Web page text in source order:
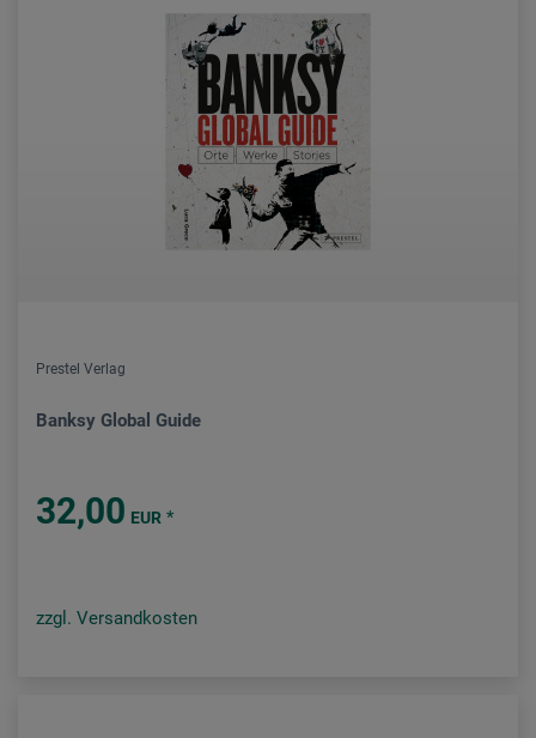
Prestel Verlag
Banksy Global Guide
32,00 EUR *
zzgl. Versandkosten